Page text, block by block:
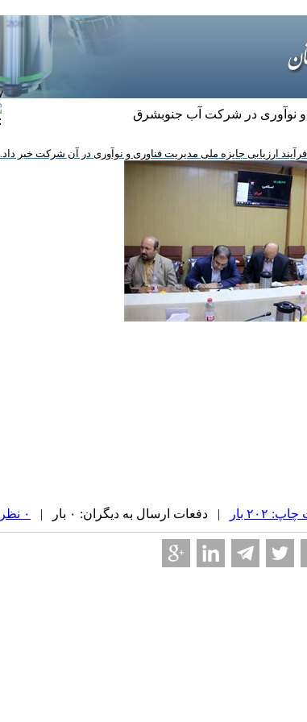
و نوآوری در شرکت آب جنوبشرق
ارزیابی جایزه ملی مدیریت فناوری و نوآوری در آن شرکت خبر داد.
۲۰۲ بار | دفعات ارسال به دیگران: ۰ بار | ۰ نظر